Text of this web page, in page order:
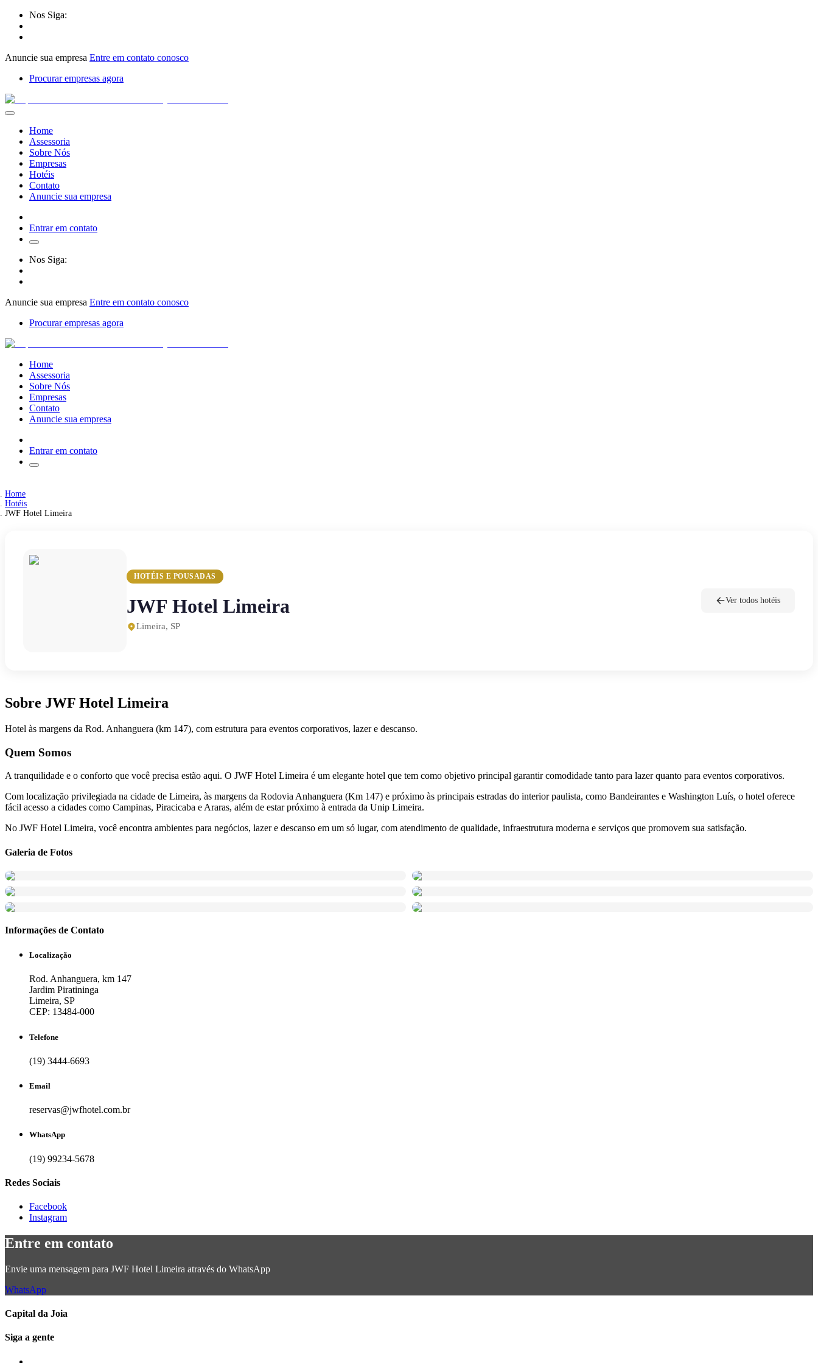
Nos Siga:
Anuncie sua empresa Entre em contato conosco
Procurar empresas agora
Home
Assessoria
Sobre Nós
Empresas
Hotéis
Contato
Anuncie sua empresa
Entrar em contato
Nos Siga:
Anuncie sua empresa Entre em contato conosco
Procurar empresas agora
Home
Assessoria
Sobre Nós
Empresas
Contato
Anuncie sua empresa
Entrar em contato
Home
Hotéis
JWF Hotel Limeira
HOTÉIS E POUSADAS
JWF Hotel Limeira
Limeira, SP
Ver todos hotéis
Sobre JWF Hotel Limeira
Hotel às margens da Rod. Anhanguera (km 147), com estrutura para eventos corporativos, lazer e descanso.
Quem Somos
A tranquilidade e o conforto que você precisa estão aqui. O JWF Hotel Limeira é um elegante hotel que tem como objetivo principal garantir comodidade tanto para lazer quanto para eventos corporativos.
Com localização privilegiada na cidade de Limeira, às margens da Rodovia Anhanguera (Km 147) e próximo às principais estradas do interior paulista, como Bandeirantes e Washington Luís, o hotel oferece
fácil acesso a cidades como Campinas, Piracicaba e Araras, além de estar próximo à entrada da Unip Limeira.
No JWF Hotel Limeira, você encontra ambientes para negócios, lazer e descanso em um só lugar, com atendimento de qualidade, infraestrutura moderna e serviços que promovem sua satisfação.
Galeria de Fotos
Informações de Contato
Localização
Rod. Anhanguera, km 147
Jardim Piratininga
Limeira, SP
CEP: 13484-000
Telefone
(19) 3444-6693
Email
reservas@jwfhotel.com.br
WhatsApp
(19) 99234-5678
Redes Sociais
Facebook
Instagram
Entre em contato
Envie uma mensagem para JWF Hotel Limeira através do WhatsApp
WhatsApp
Capital da Joia
Siga a gente